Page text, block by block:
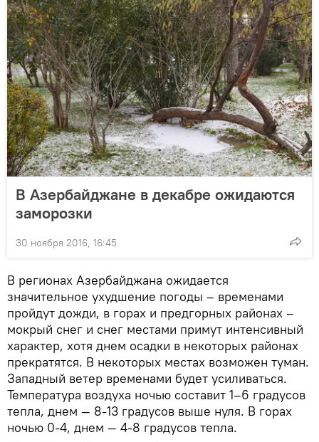
В Азербайджане в декабре ожидаются
заморозки
30 ноября 2016, 16:45
В регионах Азербайджана ожидается
значительное ухудшение погоды – временами
пройдут дожди, в горах и предгорных районах –
мокрый снег и снег местами примут интенсивный
характер, хотя днем осадки в некоторых районах
прекратятся. В некоторых местах возможен туман.
Западный ветер временами будет усиливаться.
Температура воздуха ночью составит 1–6 градусов
тепла, днем — 8-13 градусов выше нуля. В горах
ночью 0-4, днем — 4-8 градусов тепла.